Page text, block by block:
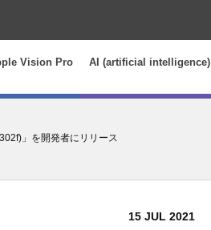
Vision Pro AI (artificial intelligence)
」を開発者にリリース
15 JUL 2021